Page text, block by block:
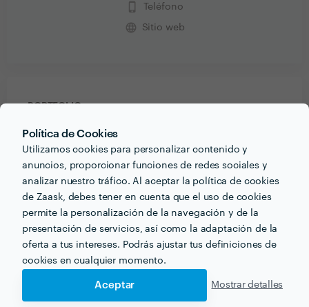
Política de Cookies
Utilizamos cookies para personalizar contenido y
anuncios, proporcionar funciones de redes sociales y
analizar nuestro tráfico. Al aceptar la política de cookies
de Zaask, debes tener en cuenta que el uso de cookies
permite la personalización de la navegación y de la
presentación de servicios, así como la adaptación de la
oferta a tus intereses. Podrás ajustar tus definiciones de
cookies en cualquier momento.
Aceptar Mostrar detalles
phone_iphone Teléfono
language Sitio web
PORTFOLIO